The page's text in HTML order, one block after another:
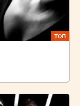
ТОП